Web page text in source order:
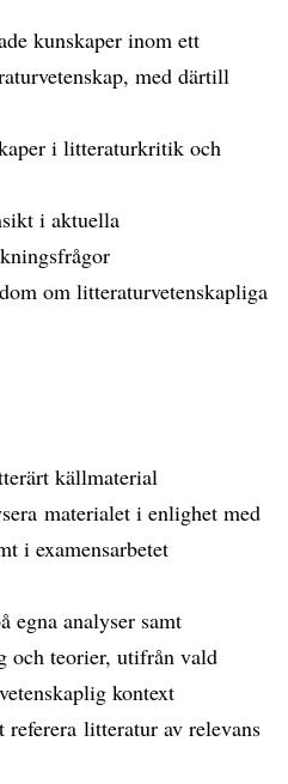
kunskaper inom ett
med därtill
i litteraturkritik och
i aktuella
om litteraturvetenskapliga
källmaterial
materialet i enlighet med
i examensarbetet
egna analyser samt
och teorier, utifrån vald
kontext
litteratur av relevans